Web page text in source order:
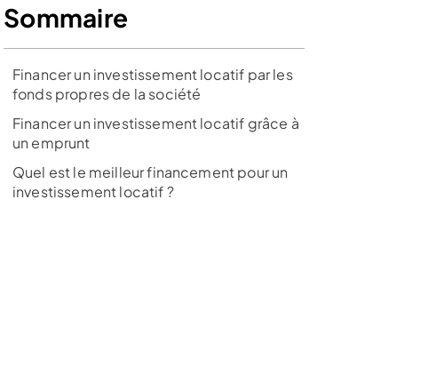
Sommaire
Financer un investissement locatif par les
fonds propres de la société
Financer un investissement locatif grâce à
un emprunt
Quel est le meilleur financement pour un
investissement locatif ?